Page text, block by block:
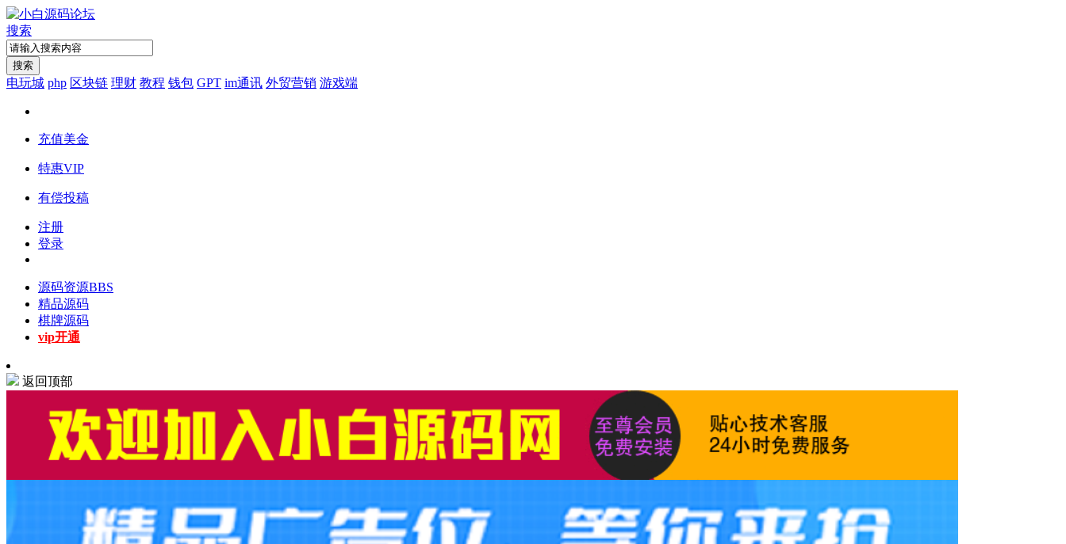
搜索
搜索
电玩城 php 区块链 理财 教程 钱包 GPT im通讯 外贸营销 游戏端
充值美金
特惠VIP
有偿投稿
注册
登录
源码资源BBS
精品源码
棋牌源码
vip开通
返回顶部